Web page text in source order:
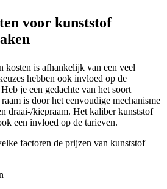
voor kunststof
kosten is afhankelijk van een veel
hebben ook invloed op de
je een gedachte van het soort
is door het eenvoudige mechanisme
draai-/kiepraam. Het kaliber kunststof
een invloed op de tarieven.
factoren de prijzen van kunststof